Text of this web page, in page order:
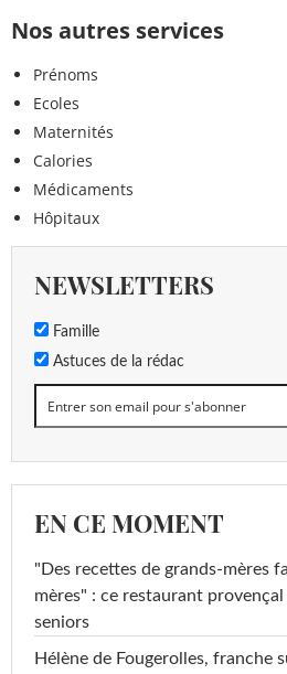
Nos autres services
Prénoms
Ecoles
Maternités
Calories
Médicaments
Hôpitaux
NEWSLETTERS
Famille
Astuces de la rédac
EN CE MOMENT
"Des recettes de grands-mères
mères" : ce restaurant
seniors
Hélène de Fougerolles, franche